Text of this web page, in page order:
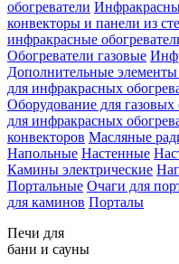
обогреватели
конвекторы и панели из
инфракрасные
Обогреватели газовые
Дополнительные элементы
для инфракрасных
Оборудование для газовых
для инфракрасных
конвекторов Масляные
Напольные Настенные
Камины электрические
Портальные Очаги для
для каминов Порталы
Печи для
бани и сауны